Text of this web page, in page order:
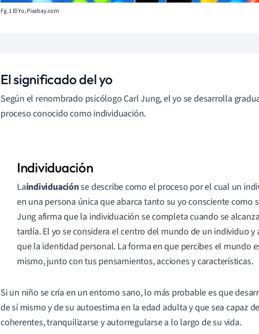
Fg. 1 El Yo, Pixabay.com
El significado del yo
Según el renombrado psicólogo Carl Jung, el yo se desarrolla
proceso conocido como individuación.
Individuación
Laindividuaciónse describe como el proceso por el cual un
en una persona única que abarca tanto su yo consciente como
Jung afirma que la individuación se completa cuando se
tardía. El yo se considera el centro del mundo de un individuo y
que la identidad personal. La forma en que percibes el mundo
mismo, junto con tus pensamientos, acciones y características.
Si un niño se cría en un entorno sano, lo más probable es que
de sí mismo y de su autoestima en la edad adulta y que sea capaz
coherentes, tranquilizarse y autorregularse a lo largo de su vida.